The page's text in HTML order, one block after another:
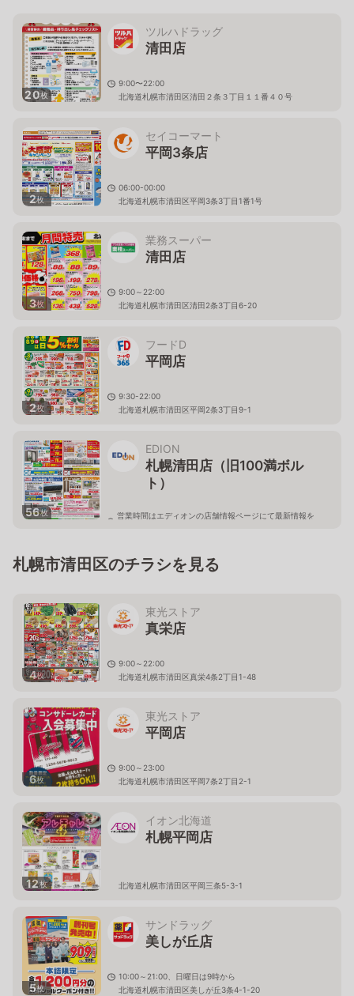
20枚
ツルハドラッグ
清田店
9:00〜22:00
北海道札幌市清田区清田２条３丁目１１番４０号
2枚
セイコーマート
平岡3条店
06:00-00:00
北海道札幌市清田区平岡3条3丁目1番1号
3枚
業務スーパー
清田店
9:00～22:00
北海道札幌市清田区清田2条3丁目6-20
2枚
フードD
平岡店
9:30-22:00
北海道札幌市清田区平岡2条3丁目9-1
56枚
EDION
札幌清田店（旧100満ボル
ト）
営業時間はエディオンの店舗情報ページにて最新情報を
札幌市清田区のチラシを見る
4枚
東光ストア
真栄店
9:00～22:00
北海道札幌市清田区真栄4条2丁目1-48
6枚
東光ストア
平岡店
9:00～23:00
北海道札幌市清田区平岡7条2丁目2-1
12枚
イオン北海道
札幌平岡店
北海道札幌市清田区平岡三条5-3-1
5枚
サンドラッグ
美しが丘店
10:00～21:00、日曜日は9時から
北海道札幌市清田区美しが丘3条4-1-20